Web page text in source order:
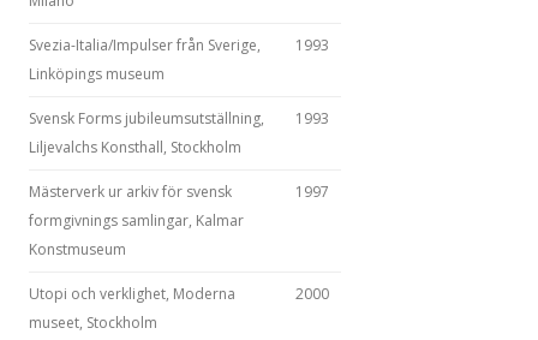
Svezia-Italia/Impulser från Sverige,
Linköpings museum
1993
Svensk Forms jubileumsutställning,
Liljevalchs Konsthall, Stockholm
1993
Mästerverk ur arkiv för svensk
formgivnings samlingar, Kalmar
Konstmuseum
1997
Utopi och verklighet, Moderna
museet, Stockholm
2000